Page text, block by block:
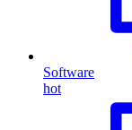
Software
hot